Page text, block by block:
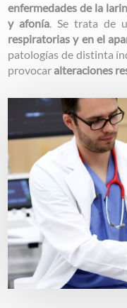
enfermedades de la
y afonía. Se trata de
respiratorias y en el
patologías de distinta
provocaralteraciones
Image